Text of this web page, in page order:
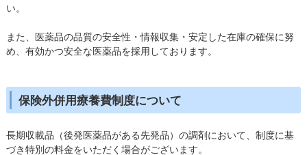
い。
また、医薬品の品質の安全性・情報収集・安定した在庫の確保に努
め、有効かつ安全な医薬品を採用しております。
保険外併用療養費制度について
長期収載品（後発医薬品がある先発品）の調剤において、制度に基
づき特別の料金をいただく場合がございます。